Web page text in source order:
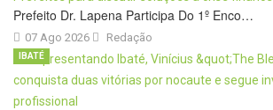
Prefeito Dr. Lapena Participa Do 1º Enco…
07 Ago 2026 Redação
IBATÉ